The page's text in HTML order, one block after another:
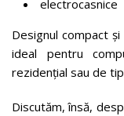
electrocasnice
Designul compact
ideal pentru
rezidențial sau de
Discutăm, însă,